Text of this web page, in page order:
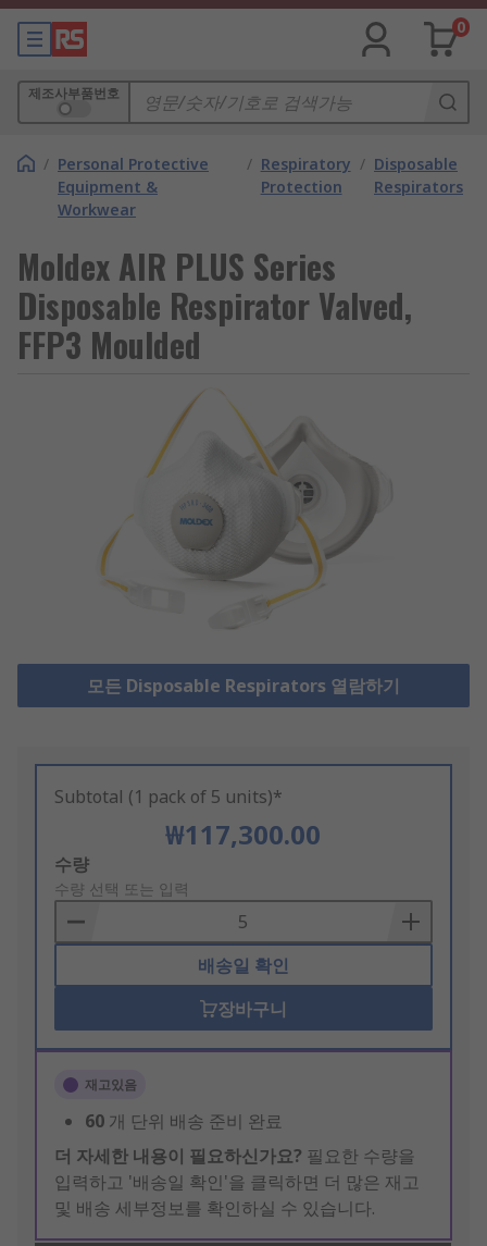
0
제조사부품번호
/ Personal Protective
Equipment &
Workwear
/ Respiratory
Protection
/ Disposable
Respirators
Moldex AIR PLUS Series
Disposable Respirator Valved,
FFP3 Moulded
모든 Disposable Respirators 열람하기
Subtotal (1 pack of 5 units)*
₩117,300.00
Add
to
Basket
수량
수량 선택 또는 입력
배송일 확인
장바구니
재고있음
60 개 단위 배송 준비 완료
더 자세한 내용이 필요하신가요? 필요한 수량을
입력하고 '배송일 확인'을 클릭하면 더 많은 재고
및 배송 세부정보를 확인하실 수 있습니다.